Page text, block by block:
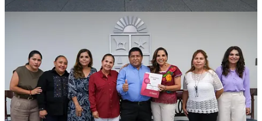
secretaria de Gobierno, Cristina Torres Gómez; el oficial mayor,
Adrián Díaz Villanueva; representantes de organizaciones sindicales
y servidoras y servidores públicos homenajeados por su destacada
trayectoria al servicio de Quintana Roo.